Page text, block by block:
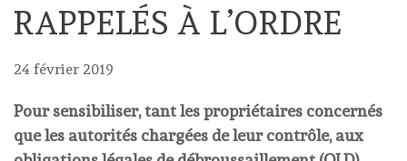
RAPPELÉS À L’ORDRE
24 février 2019
Pour sensibiliser, tant les propriétaires concernés
que les autorités chargées de leur contrôle, aux